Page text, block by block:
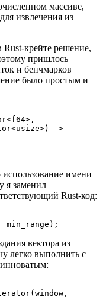
массиве,
извлечения из
Rust-крейте решение,
пришлось
и бенчмарков
было простым и
имени
я заменил
Rust-код:
вектора из
легко выполнить с